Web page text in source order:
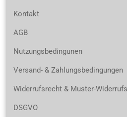
Kontakt
AGB
Nutzungsbedingunen
Versand- & Zahlungsbedingungen
Widerrufsrecht & Muster-
DSGVO